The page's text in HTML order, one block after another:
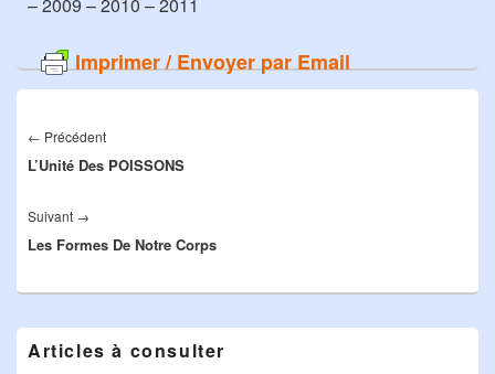
– 2009 – 2010 – 2011
Imprimer / Envoyer par Email
de
l’article
← Précédent
précédent :
L’Unité Des POISSONS
Suivant →
suivant :
Les Formes De Notre Corps
Zone
principale
Articles à consulter